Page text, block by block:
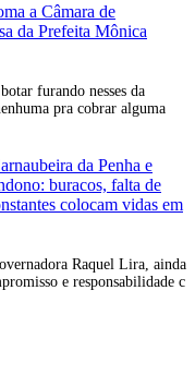
a Câmara de
da Prefeita Mônica
furando nesses da
pra cobrar alguma
da Penha e
buracos, falta de
colocam vidas em
Raquel Lira, ainda
e responsabilidade c